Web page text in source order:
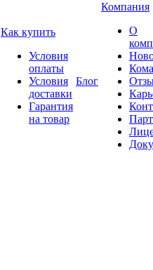
Как купить
Условия
оплаты
Условия
доставки
Гарантия
на товар
Блог
Компания
О